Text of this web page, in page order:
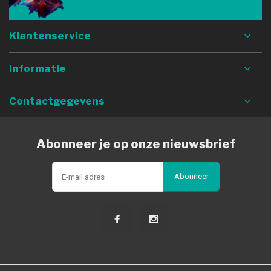
Klantenservice
Informatie
Contactgegevens
Abonneer je op onze nieuwsbrief
Abonneer